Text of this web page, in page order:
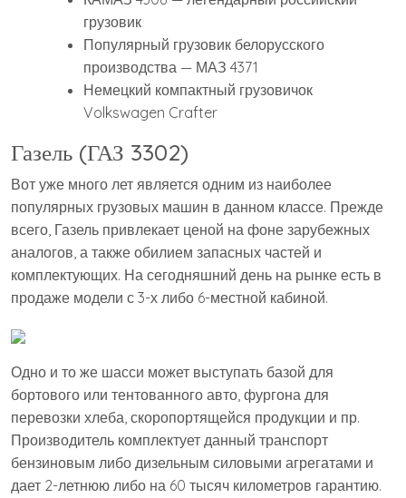
грузовик
Популярный грузовик белорусского
производства — МАЗ 4371
Немецкий компактный грузовичок
Volkswagen Crafter
Газель (ГАЗ 3302)
Вот уже много лет является одним из наиболее
популярных грузовых машин в данном классе. Прежде
всего, Газель привлекает ценой на фоне зарубежных
аналогов, а также обилием запасных частей и
комплектующих. На сегодняшний день на рынке есть в
продаже модели с 3-х либо 6-местной кабиной.
Одно и то же шасси может выступать базой для
бортового или тентованного авто, фургона для
перевозки хлеба, скоропортящейся продукции и пр.
Производитель комплектует данный транспорт
бензиновым либо дизельным силовыми агрегатами и
дает 2-летнюю либо на 60 тысяч километров гарантию.